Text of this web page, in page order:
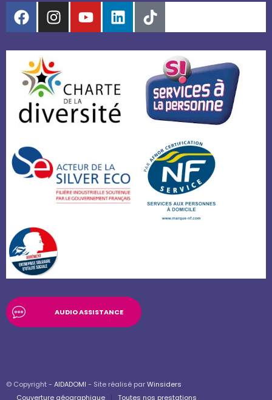
AUDIO ASSISTANCE
© Copyright - AIDADOMI - Site réalisé parWinsiders
Couverture géographique
Toutes nos prestations